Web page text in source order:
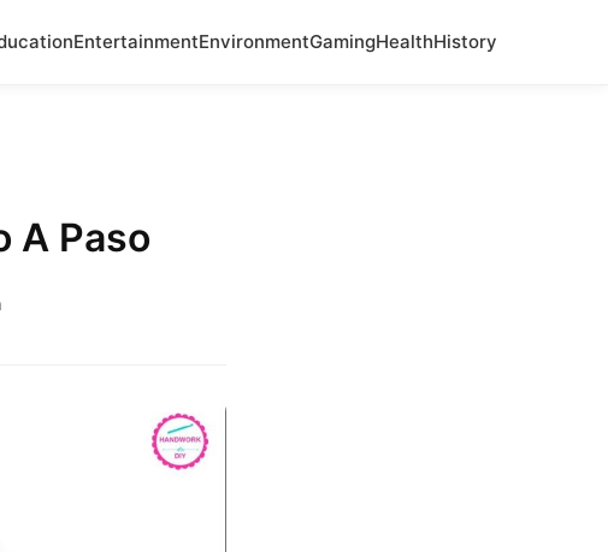
EntertainmentEnvironmentGamingHealthHistory
A Paso